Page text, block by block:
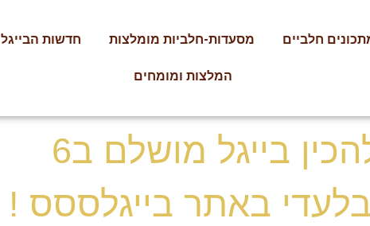
חלביים מסעדות-חלביות מומלצות חדשות הבייגל
המלצות ומומחים
רוצים לדעת להכין בייגל מושלם ב6
באתר בייגלססס !